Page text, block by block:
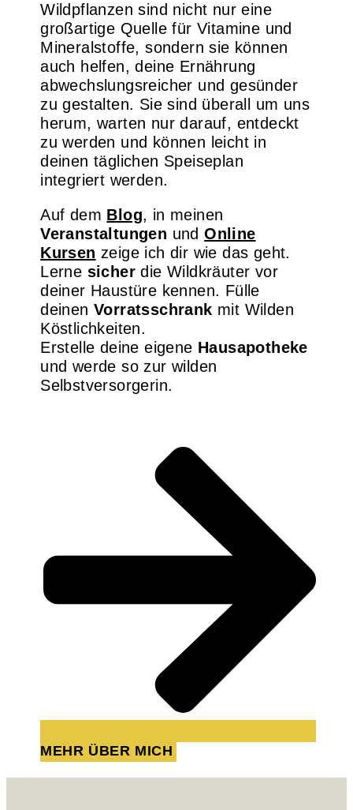
Wildpflanzen sind nicht nur eine
großartige Quelle für Vitamine und
Mineralstoffe, sondern sie können
auch helfen, deine Ernährung
abwechslungsreicher und gesünder
zu gestalten. Sie sind überall um uns
herum, warten nur darauf, entdeckt
zu werden und können leicht in
deinen täglichen Speiseplan
integriert werden.
Auf dem Blog, in meinen
Veranstaltungen undOnline
Kursen zeige ich dir wie das geht.
Lerne sicher die Wildkräuter vor
deiner Haustüre kennen. Fülle
deinen Vorratsschrank mit Wilden
Köstlichkeiten.
Erstelle deine eigene Hausapotheke
und werde so zur wilden
Selbstversorgerin.
MEHR ÜBER MICH